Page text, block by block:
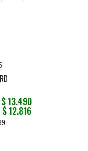
$ 13.490
$ 12.816